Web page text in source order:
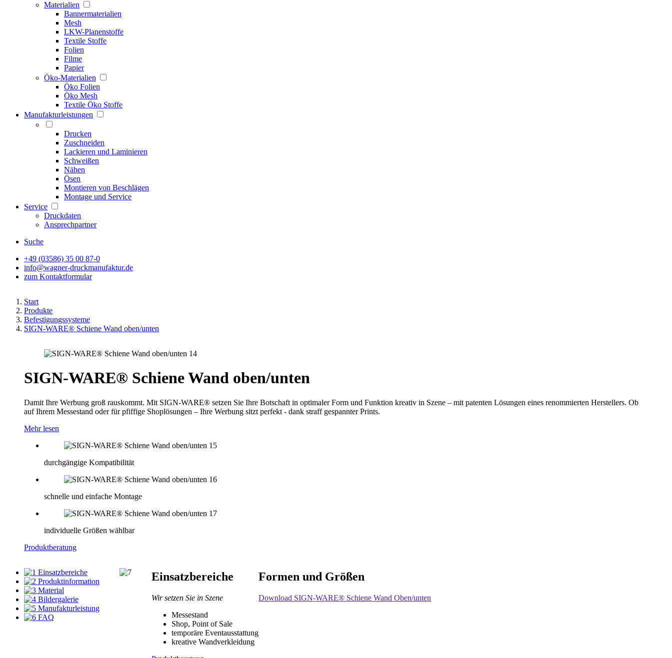
Materialien
Bannermaterialien
Mesh
LKW-Planenstoffe
Textile Stoffe
Folien
Filme
Papier
Öko-Materialien
Öko Folien
Öko Mesh
Textile Öko Stoffe
Manufakturleistungen
Drucken
Zuschneiden
Lackieren und Laminieren
Schweißen
Nähen
Ösen
Montieren von Beschlägen
Montage und Service
Service
Druckdaten
Ansprechpartner
Suche
+49 (03586) 35 00 87-0
info@wagner-druckmanufaktur.de
zum Kontaktformular
Start
Produkte
Befestigungssysteme
SIGN-WARE® Schiene Wand oben/unten
SIGN-WARE® Schiene Wand oben/unten
Damit Ihre Werbung groß rauskommt. Mit SIGN-WARE® setzen Sie Ihre Botschaft in optimaler Form und Funktion kreativ in Szene – mit patenten Lösungen eines renommierten Herstellers. Ob
auf Ihrem Messestand oder für pfiffige Shoplösungen – Ihre Werbung sitzt perfekt - dank straff gespannter Prints.
Mehr lesen
durchgängige Kompatibilität
schnelle und einfache Montage
individuelle Größen wählbar
Produktberatung
Einsatzbereiche
Produktinformation
Material
Bildergalerie
Manufakturleistung
FAQ
Einsatzbereiche
Wir setzen Sie in Szene
Messestand
Shop, Point of Sale
temporäre Eventausstattung
kreative Wandverkleidung
Formen und Größen
Download SIGN-WARE® Schiene Wand Oben/unten